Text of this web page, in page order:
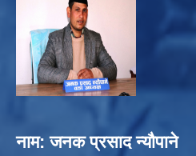
नाम: जनक प्रसाद न्यौपाने